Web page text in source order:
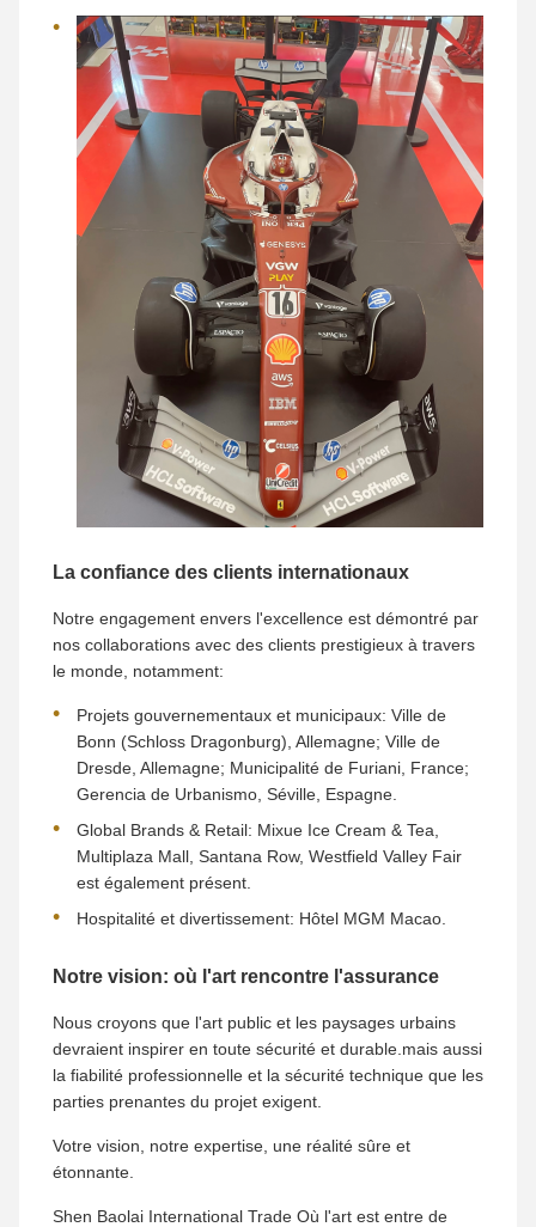
La confiance des clients internationaux
Notre engagement envers l'excellence est démontré par
nos collaborations avec des clients prestigieux à travers
le monde, notamment:
Projets gouvernementaux et municipaux: Ville de
Bonn (Schloss Dragonburg), Allemagne; Ville de
Dresde, Allemagne; Municipalité de Furiani, France;
Gerencia de Urbanismo, Séville, Espagne.
Global Brands & Retail: Mixue Ice Cream & Tea,
Multiplaza Mall, Santana Row, Westfield Valley Fair
est également présent.
Hospitalité et divertissement: Hôtel MGM Macao.
Notre vision: où l'art rencontre l'assurance
Nous croyons que l'art public et les paysages urbains
devraient inspirer en toute sécurité et durable.mais aussi
la fiabilité professionnelle et la sécurité technique que les
parties prenantes du projet exigent.
Votre vision, notre expertise, une réalité sûre et
étonnante.
Shen Baolai International Trade Où l'art est entre de